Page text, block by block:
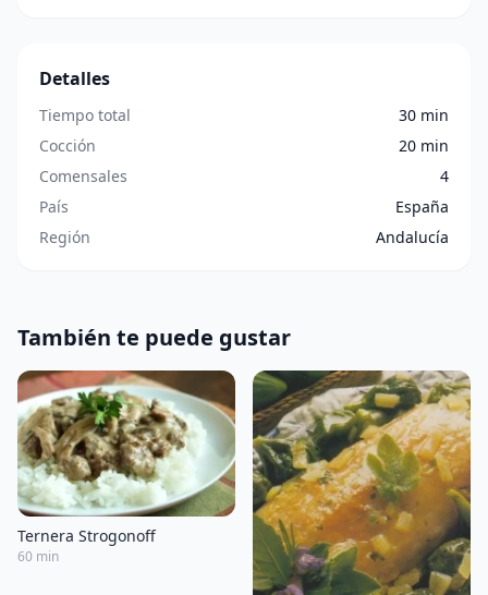
Detalles
Tiempo total
30 min
Cocción
20 min
Comensales
4
País
España
Región
Andalucía
También te puede gustar
Ternera Strogonoff
60 min